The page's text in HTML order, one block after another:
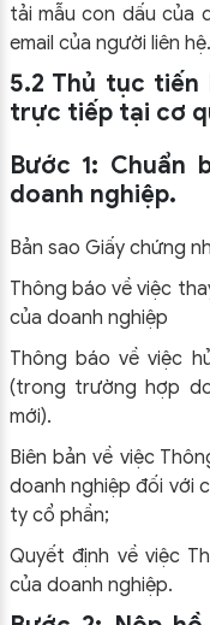
tải mẫu con dấu của
email của người liên hệ.
5.2 Thủ tục
trực tiếp tại cơ
Bước 1: Chuẩn
doanh nghiệp.
Bản sao Giấy chứng
Thông báo về việc
của doanh nghiệp
Thông báo về việc
(trong trường hợp
mới).
Biên bản về việc
doanh nghiệp đối với
ty cổ phần;
Quyết định về việc
của doanh nghiệp.